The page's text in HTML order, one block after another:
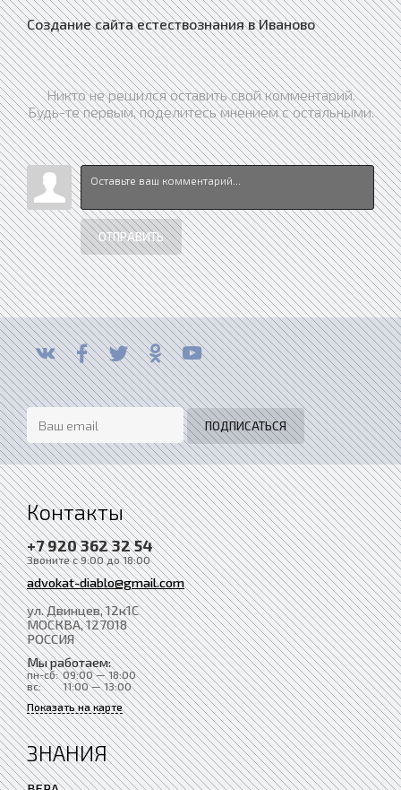
Создание сайта естествознания в Иваново
Никто не решился оставить свой комментарий.
Будь-те первым, поделитесь мнением с остальными.
ОТПРАВИТЬ
Контакты
+7 920 362 32 54
Звоните с 9:00 до 18:00
advokat-diablo@gmail.com
ул. Двинцев, 12к1С
МОСКВА, 127018
РОССИЯ
Мы работаем:
пн-сб: 09:00 — 18:00
вс:
11:00 — 13:00
Показать на карте
ЗНАНИЯ